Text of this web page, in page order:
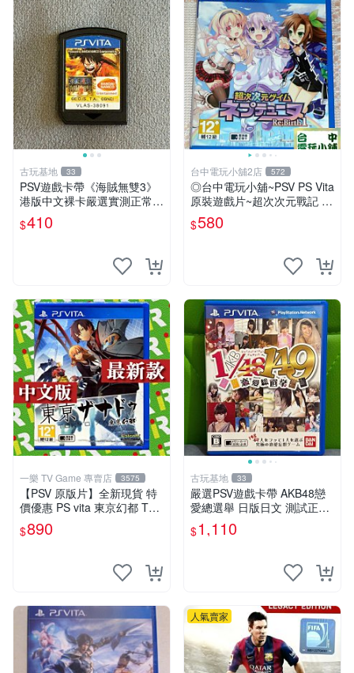
古玩基地 33
PSV遊戲卡帶《海賊無雙3》
港版中文裸卡嚴選實測正常
索尼PSV專用 港版直營 psv
海賊無雙 港版
$410
台中電玩小舖2店 572
◎台中電玩小舖~PSV PS Vita
原裝遊戲片~超次次元戰記 戰
$580
一樂 TV Game 專賣店 3575
【PSV 原版片】全新現貨 特
價優惠 PS vita 東京幻都 TOK
YO XANADU 中文版【台中一
樂電玩】
$890
古玩基地 33
嚴選PSV遊戲卡帶 AKB48戀
愛總選舉 日版日文 測試正常
游戲卡帶 磨痕 壓痕 成色圖
$1,110
人氣賣家